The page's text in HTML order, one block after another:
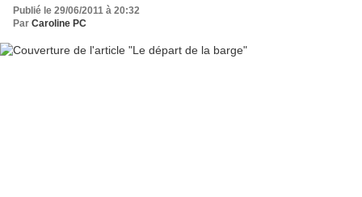
Publié le 29/06/2011 à 20:32
Par Caroline PC